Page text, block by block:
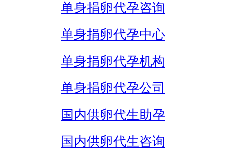
单身捐卵代孕咨询
单身捐卵代孕中心
单身捐卵代孕机构
单身捐卵代孕公司
国内供卵代生助孕
国内供卵代生咨询